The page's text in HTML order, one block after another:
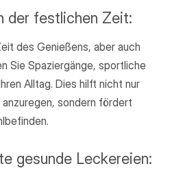
der festlichen Zeit:
des Genießens, aber auch
Sie Spaziergänge, sportliche
Alltag. Dies hilft nicht nur
sondern fördert
gesunde Leckereien: